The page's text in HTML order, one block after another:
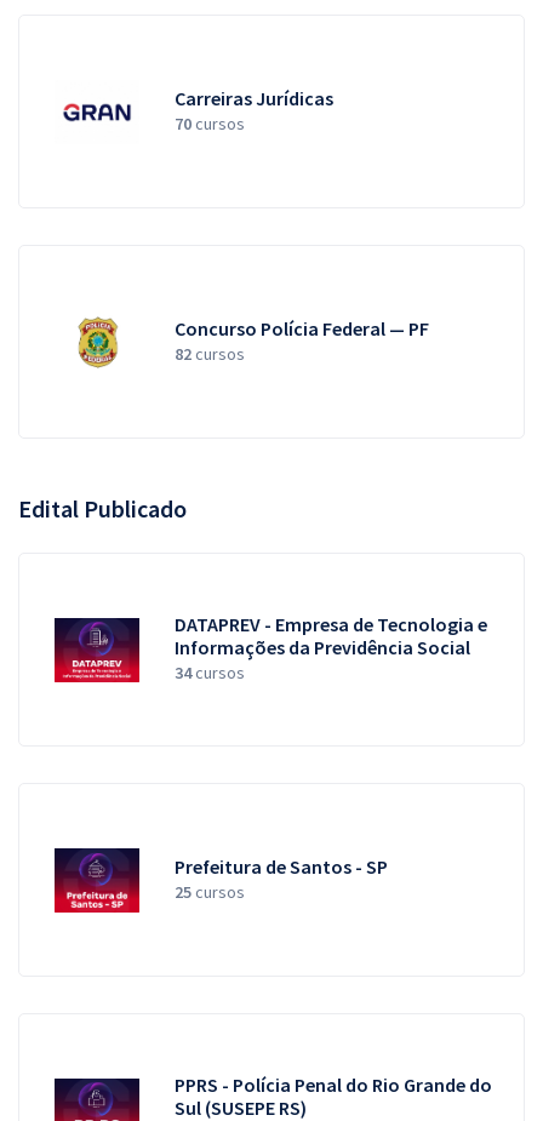
Carreiras Jurídicas
70cursos
Concurso Polícia Federal — PF
82cursos
Edital Publicado
DATAPREV - Empresa de Tecnologia e
Informações da Previdência Social
34cursos
Prefeitura de Santos - SP
25cursos
PPRS - Polícia Penal do Rio Grande do
Sul (SUSEPE RS)